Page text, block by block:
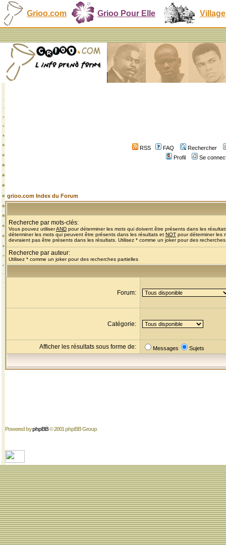
Grioo.com Grioo Pour Elle Village
RSS FAQ
Rechercher
Profil
Se
grioo.com Index du Forum
Recherche par mots-clés:
Vous pouvez utiliserAND pour déterminer les mots qui doivent être présents dans les
déterminer les mots qui peuvent être présents dans les résultats et NOT pour déterminer les
devraient pas être présents dans les résultats. Utilisez * comme un joker pour des
Recherche par auteur:
Utilisez * comme un joker pour des recherches partielles
Forum:
Catégorie:
Afficher les résultats sous forme de: Messages Sujets
Powered byphpBB© 2001 phpBB Group